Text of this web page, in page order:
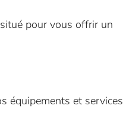
pour vous offrir un
équipements et services